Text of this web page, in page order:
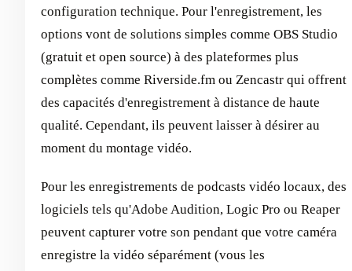
configuration technique. Pour l'enregistrement, les
options vont de solutions simples comme OBS Studio
(gratuit et open source) à des plateformes plus
complètes comme Riverside.fm ou Zencastr qui offrent
des capacités d'enregistrement à distance de haute
qualité. Cependant, ils peuvent laisser à désirer au
moment du montage vidéo.
Pour les enregistrements de podcasts vidéo locaux, des
logiciels tels qu'Adobe Audition, Logic Pro ou Reaper
peuvent capturer votre son pendant que votre caméra
enregistre la vidéo séparément (vous les